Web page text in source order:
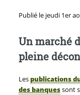
Publié le jeudi 1er
Un marché
pleine
Lespublications
des banquessont